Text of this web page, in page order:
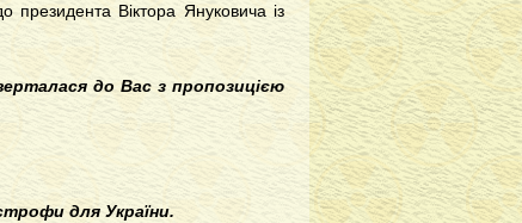
президента Віктора Януковича із
до Вас з пропозицією
для України.